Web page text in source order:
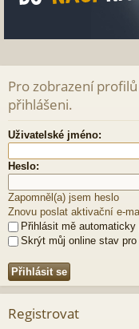
Pro zobrazení
přihlášeni.
Uživatelské jméno:
Heslo:
Zapomněl(a) jsem heslo
Znovu poslat aktivační e-
Přihlásit mě
Skrýt můj online stav
Registrovat